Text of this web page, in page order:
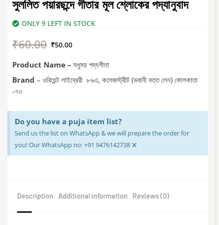
সুললিত পয়ারছন্দে গীতার মূল শ্লোকের পদ্যানুবাদ
ONLY 9 LEFT IN STOCK
₹60.00
price
₹60.00.
₹50.00
price
₹50.00.
Product Name – মধুময় পদ্যগীতা
Brand – ওরিয়েন্ট লাইব্রেরী ৮৬এ, কলেজস্ট্রীট (ভবানী দত্ত লেন) কোলকাতা
-৭৩
Do you have a puja item list?
Send us the list on WhatsApp & we will prepare the order for
you! Our WhatsApp no: +91 9476142738 ×
Description Additional information Reviews (0)